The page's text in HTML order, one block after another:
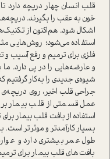
قلب انسان چهار دریچه دارد
خون به عقب را بگیرند.
اشکال شود. ‌هم‌اکنون از
ا‌ستفاده می‌شود؛ روش‌هایی
فلزی برای ترمیم و رفع آسیب
و عارضه‌هایی را در پی دارد.
شیوه‌ی جدیدی را به‌کار
جراحی قلب اخیر، روی
عمل قسمتی از قلب بیمار
ا‌ستفاده از بافت قلب بیمار
بسیار کارآمد‌تر و موثر‌تر ا‌ست.
طول عمر بیشتری دارد و